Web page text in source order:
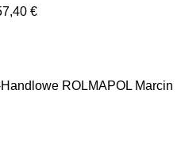
€
ROLMAPOL Marcin